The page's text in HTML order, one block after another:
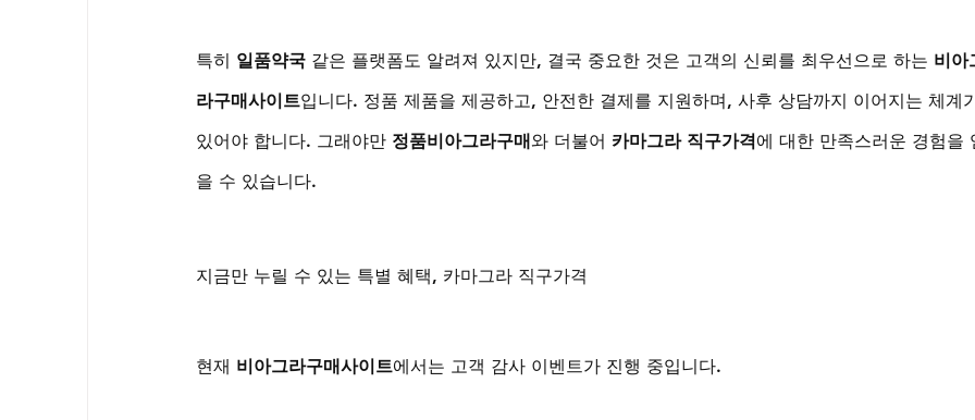
특히 일품약국 같은 플랫폼도 알려져 있지만, 결국 중요한 것은 고객의 신뢰를 최우선으로 하는 비아
라구매사이트입니다. 정품 제품을 제공하고, 안전한 결제를 지원하며, 사후 상담까지 이어지는 체계
있어야 합니다. 그래야만 정품비아그라구매와 더불어 카마그라 직구가격에 대한 만족스러운 경험을
을 수 있습니다.
지금만 누릴 수 있는 특별 혜택, 카마그라 직구가격
현재 비아그라구매사이트에서는 고객 감사 이벤트가 진행 중입니다.